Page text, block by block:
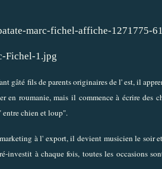
gâté fils de parents originaires de l' est, il
en roumanie, mais il commence à écrire des
entre chien et loup".
à l' export, il devient musicien le soir
investit à chaque fois, toutes les occasions